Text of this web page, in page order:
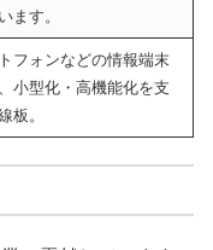
ます。
フォンなどの情報端末
小型化・高機能化を支
板。